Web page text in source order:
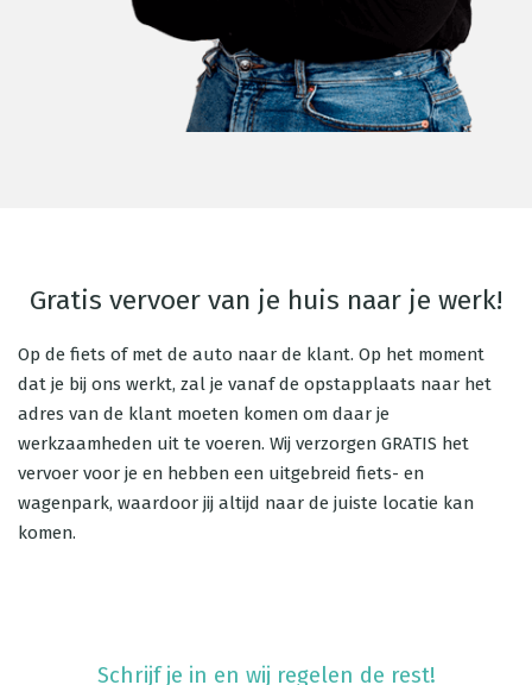
Gratis vervoer van je huis naar je werk!
Op de fiets of met de auto naar de klant. Op het moment
dat je bij ons werkt, zal je vanaf de opstapplaats naar het
adres van de klant moeten komen om daar je
werkzaamheden uit te voeren. Wij verzorgen GRATIS het
vervoer voor je en hebben een uitgebreid fiets- en
wagenpark, waardoor jij altijd naar de juiste locatie kan
komen.
Schrijf je in en wij regelen de rest!